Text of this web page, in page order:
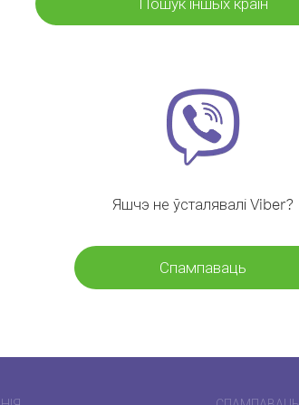
Яшчэ не ўсталявалі Viber?
Спампаваць